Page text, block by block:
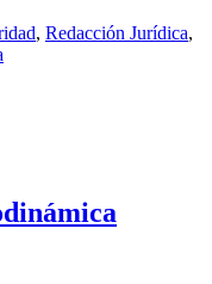
, Redacción Jurídica,